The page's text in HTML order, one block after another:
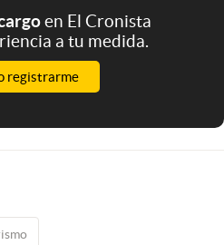
en El Cronista
a tu medida.
registrarme